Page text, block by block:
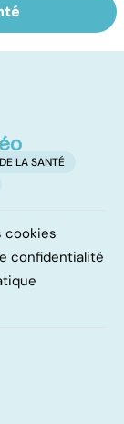
des
: que
LA SANTÉ
cookies
confidentialité